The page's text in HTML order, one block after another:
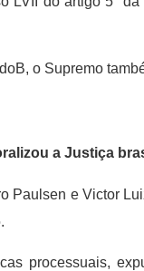
o Supremo
a Justiça
Paulsen e Victor
processuais,